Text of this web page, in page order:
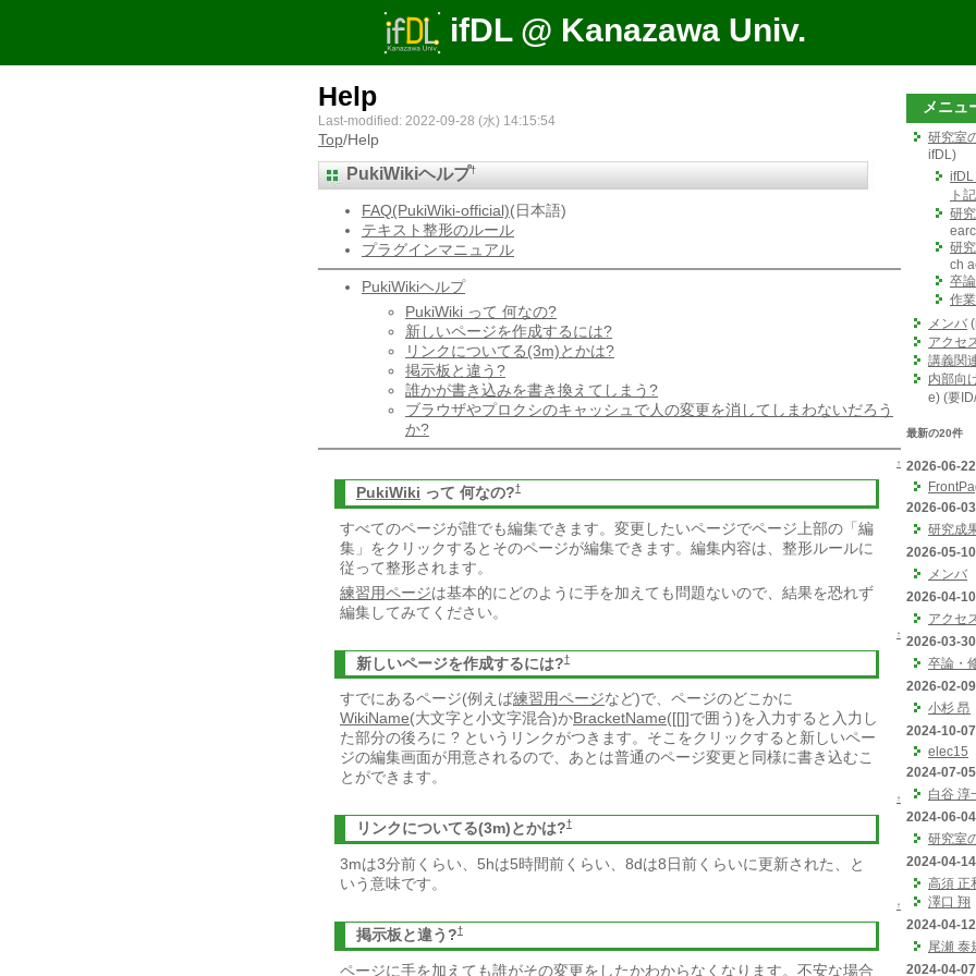
ifDL @ Kanazawa Univ.
Help
Last-modified: 2022-09-28 (水) 14:15:54
Top/Help
PukiWikiヘルプ†
FAQ(PukiWiki-official)(日本語)
テキスト整形のルール
プラグインマニュアル
PukiWikiヘルプ
PukiWiki って 何なの?
新しいページを作成するには?
リンクについてる(3m)とかは?
掲示板と違う?
誰かが書き込みを書き換えてしまう?
ブラウザやプロクシのキャッシュで人の変更を消してしまわないだろう
か?
↑
PukiWiki って 何なの?†
すべてのページが誰でも編集できます。変更したいページでページ上部の「編
集」をクリックするとそのページが編集できます。編集内容は、整形ルールに
従って整形されます。
練習用ページは基本的にどのように手を加えても問題ないので、結果を恐れず
編集してみてください。
↑
新しいページを作成するには?†
すでにあるページ(例えば練習用ページなど)で、ページのどこかに
WikiName(大文字と小文字混合)かBracketName([[]]で囲う)を入力すると入力し
た部分の後ろに ? というリンクがつきます。そこをクリックすると新しいペー
ジの編集画面が用意されるので、あとは普通のページ変更と同様に書き込むこ
とができます。
↑
リンクについてる(3m)とかは?†
3mは3分前くらい、5hは5時間前くらい、8dは8日前くらいに更新された、と
いう意味です。
↑
掲示板と違う?†
ページに手を加えても誰がその変更をしたかわからなくなります。不安な場合
メニュ
研究室
ifDL)
ifDL
ト
研
研
ch
卒
作
メンバ
アクセ
講義関
内部向
e) (要
最新の20件
2026-06-22
2026-06-03
研究成
2026-05-10
メンバ
2026-04-10
アクセ
2026-03-30
卒論・
2026-02-09
小杉 昂
2024-10-07
elec15
2024-07-05
白谷 淳
2024-06-04
研究室
2024-04-14
高須 正
澤口 翔
2024-04-12
尾瀬 泰
2024-04-07